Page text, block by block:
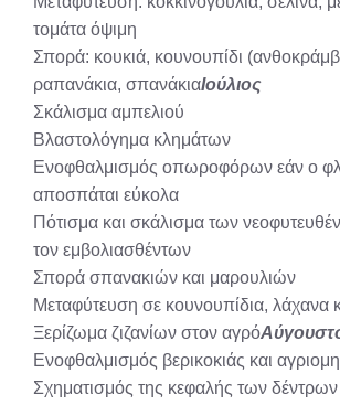
τομάτα όψιμη
Σπορά: κουκιά, κουνουπίδι
ραπανάκια, σπανάκιαΙούλιος
Σκάλισμα αμπελιού
Βλαστολόγημα κλημάτων
Ενοφθαλμισμός οπωροφόρων εάν ο
αποσπάται εύκολα
Πότισμα και σκάλισμα των
τον εμβολιασθέντων
Σπορά σπανακιών και μαρουλιών
Μεταφύτευση σε κουνουπίδια, λάχανα
Ξερίζωμα ζιζανίων στον αγρό
Ενοφθαλμισμός βερικοκιάς και
Σχηματισμός της κεφαλής των δέντρων